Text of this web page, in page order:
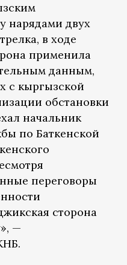
нарядами двух
в ходе
применила
данным,
с кыргызской
обстановки
начальник
по Баткенской
переговоры
сторона
—